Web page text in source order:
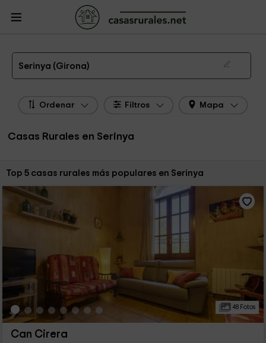
Casas Rurales
Girona
Casas Rurales Serinya
Las 5 mejores casas rurales en Serinya de 2026
Serinya (Girona)
Ordenar Filtros Mapa
Casas Rurales en Serinya
Ordenar por:
Top 5 casas rurales más populares en Serinya
48 Fotos
Can Cirera